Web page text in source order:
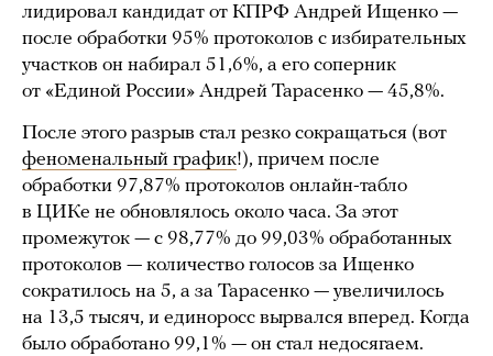
лидировал кандидат от КПРФ Андрей Ищенко —
после обработки 95% протоколов с избирательных
участков он набирал 51,6%, а его соперник
от «Единой России» Андрей Тарасенко — 45,8%.
После этого разрыв стал резко сокращаться (вот
феноменальный график!), причем после
обработки 97,87% протоколов онлайн-табло
в ЦИКе не обновлялось около часа. За этот
промежуток — с 98,77% до 99,03% обработанных
протоколов — количество голосов за Ищенко
сократилось на 5, а за Тарасенко — увеличилось
на 13,5 тысяч, и единоросс вырвался вперед. Когда
было обработано 99,1% — он стал недосягаем.